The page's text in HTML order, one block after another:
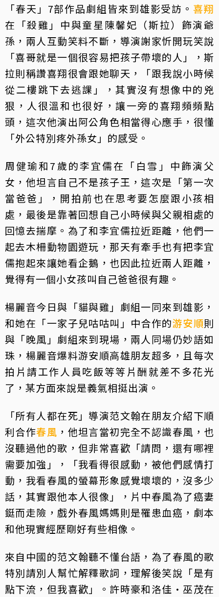
「春天」7部作品劇組皆來到雄影受訪。喜翔
在「殺雞」中與童星陳馨妃（斯拉）飾演爺
孫，兩人互動笑料不斷，導演謝家忻開玩笑說
「喜哥就是一個很容易把孩子帶壞的人」，斯
拉則稱讚喜翔很會跟她聊天，「跟我說小時候
從二樓跳下去逃課」，其實沒有想像中的兇
狠，人很溫和也很好，讓一旁的喜翔頻頻點
頭，這次他演出阿公角色相當得心應手，很懂
「外公特別疼外孫女」的感受。
周健瑜和7歲的李宜儒在「白雪」中飾演父
女，他坦言自己不是孩子王，這次是「第一次
當爸爸」，開拍前也在思考要怎麼跟小孩相
處，最後是靠著回想自己小時候與父親相處的
回憶去揣摩。為了和李宜儒拉近距離，他們一
起去木柵動物園遊玩，那天有牽手也有把李宜
儒抱起來讓她看企鵝，也因此拉近兩人距離，
覺得有一個小女孩叫自己爸爸很有趣。
楊麗音今日與「貓與雞」劇組一同來到雄影，
和她在「一家子兒咕咕叫」中合作的游安順則
與「晚風」劇組來到現場，兩人同場仍妙語如
珠，楊麗音爆料游安順高雄朋友超多，且每次
拍片請工作人員吃飯等等片酬就差不多花光
了，某方面來說是義氣相挺出演。
「所有人都在死」導演范文翰在朋友介紹下順
利合作春風 ，他坦言當初完全不認識春風，也
沒聽過他的歌，但非常喜歡「請問，還有哪裡
需要加強」，「我看得很感動，被他們感情打
動，我看春風的螢幕形象感覺壞壞的，沒多少
話，其實跟他本人很像」，片中春風為了癌妻
鋌而走險，戲外春風媽媽則是罹患血癌，劇本
和他現實經歷剛好有些相像。
來自中國的范文翰聽不懂台語，為了春風的歌
特別請別人幫忙解釋歌詞，理解後笑說「是有
點下流，但我喜歡」。許時豪和洛佳·巫茂在